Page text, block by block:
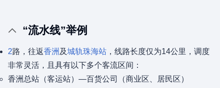
“流水线”举例
2路，往返香洲 及城轨珠海站 ，线路长度仅为14公里，调度
非常灵活，且具有以下多个客流区间：
香洲总站（客运站）—百货公司（商业区、居民区）